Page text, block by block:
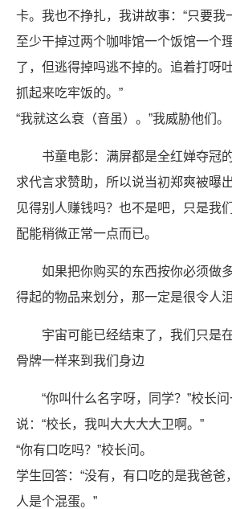
卡。我也不挣扎，我讲故事：“只要我
至少干掉过两个咖啡馆一个饭馆一个
了，但逃得掉吗逃不掉的。追着打呀
抓起来吃牢饭的。”
“我就这么衰（音虽）。”我威胁他们。
书童电影：满屏都是全红婵夺冠
求代言求赞助，所以说当初郑爽被曝
见得别人赚钱吗？也不是吧，只是我
配能稍微正常一点而已。
如果把你购买的东西按你必须做
得起的物品来划分，那一定是很令人
宇宙可能已经结束了，我们只是
骨牌一样来到我们身边
“你叫什么名字呀，同学？”校长
说：“校长，我叫大大大大卫啊。”
“你有口吃吗？”校长问。
学生回答：“没有，有口吃的是我爸爸
人是个混蛋。”